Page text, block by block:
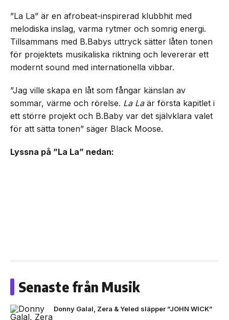
”La La” är en afrobeat-inspirerad klubbhit med
melodiska inslag, varma rytmer och somrig energi.
Tillsammans med B.Babys uttryck sätter låten tonen
för projektets musikaliska riktning och levererar ett
modernt sound med internationella vibbar.
”Jag ville skapa en låt som fångar känslan av
sommar, värme och rörelse. La Laär första kapitlet i
ett större projekt och B.Baby var det självklara valet
för att sätta tonen” säger Black Moose.
Lyssna på ”La La” nedan:
Senaste från Musik
Donny Galal, Zera & Yeled släpper ”JOHN WICK”